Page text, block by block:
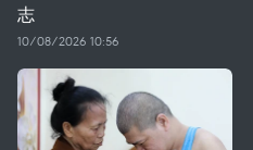
志
10/08/2026 10:56